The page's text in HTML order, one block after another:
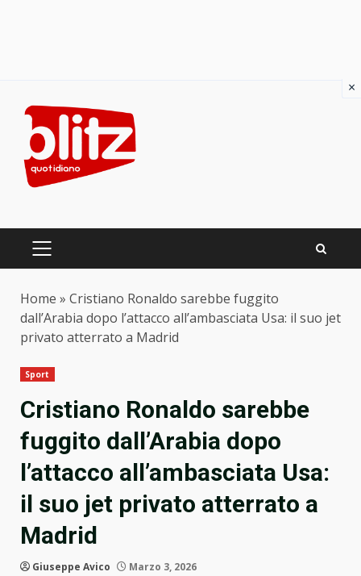
content
PRIMARY
Home » Cristiano Ronaldo sarebbe fuggito
dall’Arabia dopo l’attacco all’ambasciata Usa: il suo jet
privato atterrato a Madrid
Sport
Cristiano Ronaldo sarebbe
fuggito dall’Arabia dopo
l’attacco all’ambasciata Usa:
il suo jet privato atterrato a
Madrid
Giuseppe Avico Marzo 3, 2026
×